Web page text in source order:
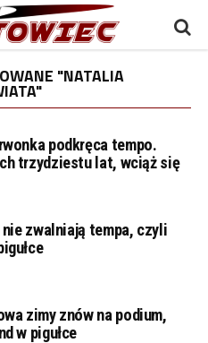
"NATALIA
podkręca tempo.
trzydziestu lat, wciąż się
nie zwalniają tempa, czyli
zimy znów na podium,
w pigułce